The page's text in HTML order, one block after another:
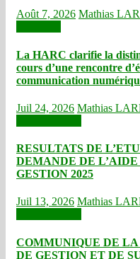
Août 7, 2026 Mathias
La HARC clarifie la
cours d’une rencontre
communication
Juil 24, 2026 Mathias
RESULTATS DE
DEMANDE DE L’AIDE
GESTION 2025
Juil 13, 2026 Mathias
COMMUNIQUE DE
DE GESTION ET DE